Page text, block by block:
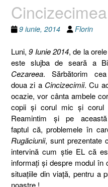
9 iunie, 2014 Florin
Luni, 9 Iunie 2014, de la orele
este slujba de seară a
Cezareea. Sărbătorim
doua zi a Cincizecimii. Cu
ocazie, vor cânta ambele
copii şi corul mic şi corul
Reamintim şi pe
faptul că, problemele în
Rugăciunii, sunt prezentate
intervină cum ştie EL că
informaţi şi despre modul în
situaţiile din viaţă, pentru a
noastre !